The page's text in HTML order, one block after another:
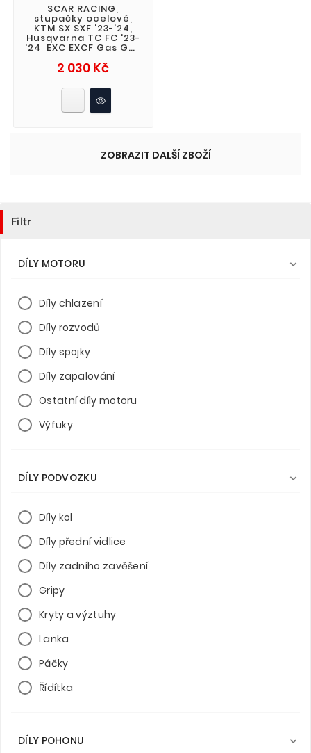
SCAR RACING,
stupačky ocelové,
KTM SX SXF '23-'24,
Husqvarna TC FC '23-
'24, EXC EXCF Gas Gas
'24, čené
2 030 KčCena
ZOBRAZIT DALŠÍ ZBOŽÍ
Filtr
DÍLY MOTORU 
Díly chlazení
Díly rozvodů
Díly spojky
Díly zapalování
Ostatní díly motoru
Výfuky
DÍLY PODVOZKU 
Díly kol
Díly přední vidlice
Díly zadního zavěšení
Gripy
Kryty a výztuhy
Lanka
Páčky
Řídítka
DÍLY POHONU 